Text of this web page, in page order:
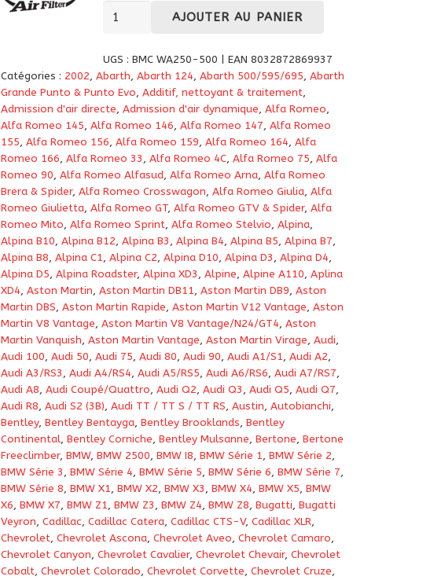
quantité
produits
de
nettoyage
BMC
Air
Filter
WA250-
500
pour
filtre
à
air
AJOUTER AU PANIER
UGS : BMC WA250-500 | EAN 8032872869937
Catégories : 2002, Abarth, Abarth 124, Abarth 500/595/695, Abarth
Grande Punto & Punto Evo, Additif, nettoyant & traitement,
Admission d'air directe, Admission d'air dynamique, Alfa Romeo,
Alfa Romeo 145, Alfa Romeo 146, Alfa Romeo 147, Alfa Romeo
155, Alfa Romeo 156, Alfa Romeo 159, Alfa Romeo 164, Alfa
Romeo 166, Alfa Romeo 33, Alfa Romeo 4C, Alfa Romeo 75, Alfa
Romeo 90, Alfa Romeo Alfasud, Alfa Romeo Arna, Alfa Romeo
Brera & Spider, Alfa Romeo Crosswagon, Alfa Romeo Giulia, Alfa
Romeo Giulietta, Alfa Romeo GT, Alfa Romeo GTV & Spider, Alfa
Romeo Mito, Alfa Romeo Sprint, Alfa Romeo Stelvio, Alpina,
Alpina B10, Alpina B12, Alpina B3, Alpina B4, Alpina B5, Alpina B7,
Alpina B8, Alpina C1, Alpina C2, Alpina D10, Alpina D3, Alpina D4,
Alpina D5, Alpina Roadster, Alpina XD3, Alpine, Alpine A110, Aplina
XD4, Aston Martin, Aston Martin DB11, Aston Martin DB9, Aston
Martin DBS, Aston Martin Rapide, Aston Martin V12 Vantage, Aston
Martin V8 Vantage, Aston Martin V8 Vantage/N24/GT4, Aston
Martin Vanquish, Aston Martin Vantage, Aston Martin Virage, Audi,
Audi 100, Audi 50, Audi 75, Audi 80, Audi 90, Audi A1/S1, Audi A2,
Audi A3/RS3, Audi A4/RS4, Audi A5/RS5, Audi A6/RS6, Audi A7/RS7,
Audi A8, Audi Coupé/Quattro, Audi Q2, Audi Q3, Audi Q5, Audi Q7,
Audi R8, Audi S2 (3B), Audi TT / TT S / TT RS, Austin, Autobianchi,
Bentley, Bentley Bentayga, Bentley Brooklands, Bentley
Continental, Bentley Corniche, Bentley Mulsanne, Bertone, Bertone
Freeclimber, BMW, BMW 2500, BMW I8, BMW Série 1, BMW Série 2,
BMW Série 3, BMW Série 4, BMW Série 5, BMW Série 6, BMW Série 7,
BMW Série 8, BMW X1, BMW X2, BMW X3, BMW X4, BMW X5, BMW
X6, BMW X7, BMW Z1, BMW Z3, BMW Z4, BMW Z8, Bugatti, Bugatti
Veyron, Cadillac, Cadillac Catera, Cadillac CTS-V, Cadillac XLR,
Chevrolet, Chevrolet Ascona, Chevrolet Aveo, Chevrolet Camaro,
Chevrolet Canyon, Chevrolet Cavalier, Chevrolet Chevair, Chevrolet
Cobalt, Chevrolet Colorado, Chevrolet Corvette, Chevrolet Cruze,